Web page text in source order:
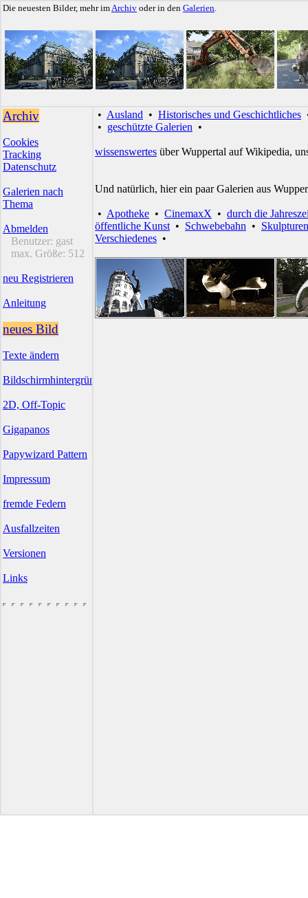
Die neuesten Bilder, mehr imArchiv oder in den Galerien.
Archiv
Cookies
Tracking
Datenschutz
Galerien nach
Thema
Abmelden
Benutzer: gast
max. Größe: 512
neu Registrieren
Anleitung
neues Bild
Texte ändern
Bildschirmhintergründe
2D, Off-Topic
Gigapanos
Papywizard Pattern
Impressum
fremde Federn
Ausfallzeiten
Versionen
Links
• Ausland • Historisches und Geschichtliches
• geschützte Galerien •
wissenswertes über Wuppertal auf Wikipedia,
Und natürlich, hier ein paar Galerien aus
• Apotheke • CinemaxX • durch die
öffentliche Kunst • Schwebebahn •
Verschiedenes •